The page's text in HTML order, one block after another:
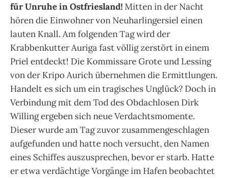
für Unruhe in Ostfriesland!Mitten in der Nacht
hören die Einwohner von Neuharlingersiel einen
lauten Knall. Am folgenden Tag wird der
Krabbenkutter Auriga fast völlig zerstört in einem
Priel entdeckt! Die Kommissare Grote und Lessing
von der Kripo Aurich übernehmen die Ermittlungen.
Handelt es sich um ein tragisches Unglück? Doch in
Verbindung mit dem Tod des Obdachlosen Dirk
Willing ergeben sich neue Verdachtsmomente.
Dieser wurde am Tag zuvor zusammengeschlagen
aufgefunden und hatte noch versucht, den Namen
eines Schiffes auszusprechen, bevor er starb. Hatte
er etwa verdächtige Vorgänge im Hafen beobachtet